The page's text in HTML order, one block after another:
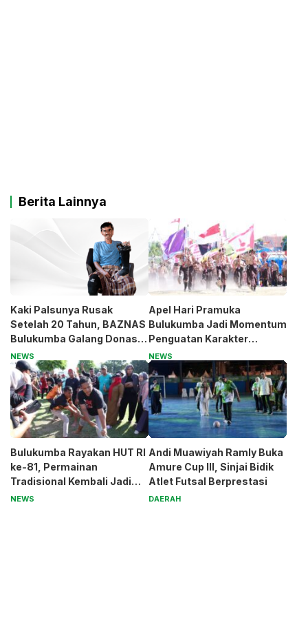
Berita Lainnya
Kaki Palsunya Rusak
Setelah 20 Tahun, BAZNAS
Bulukumba Galang Donasi
untuk Pak Pardi
NEWS
Apel Hari Pramuka
Bulukumba Jadi Momentum
Penguatan Karakter
Generasi Muda
NEWS
Bulukumba Rayakan HUT RI
ke-81, Permainan
Tradisional Kembali Jadi
Magnet
NEWS
Andi Muawiyah Ramly Buka
Amure Cup III, Sinjai Bidik
Atlet Futsal Berprestasi
DAERAH